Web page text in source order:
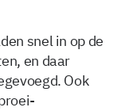
snel in op de
en daar
Ook